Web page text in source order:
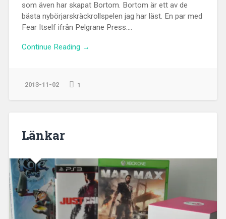
som även har skapat Bortom. Bortom är ett av de
bästa nybörjarskräckrollspelen jag har läst. En par med
Fear Itself ifrån Pelgrane Press....
Continue Reading →
2013-11-02 1
Länkar